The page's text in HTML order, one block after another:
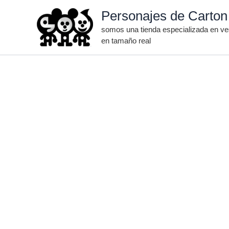
Personajes de Carton
somos una tienda especializada en
en tamaño real